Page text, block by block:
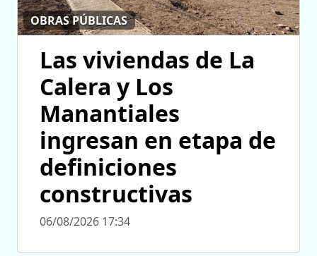
OBRAS PÚBLICAS
Las viviendas de La
Calera y Los
Manantiales
ingresan en etapa de
definiciones
constructivas
06/08/2026 17:34